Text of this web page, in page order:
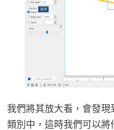
我們將其放大看，會發
類別中，這時我們可以將